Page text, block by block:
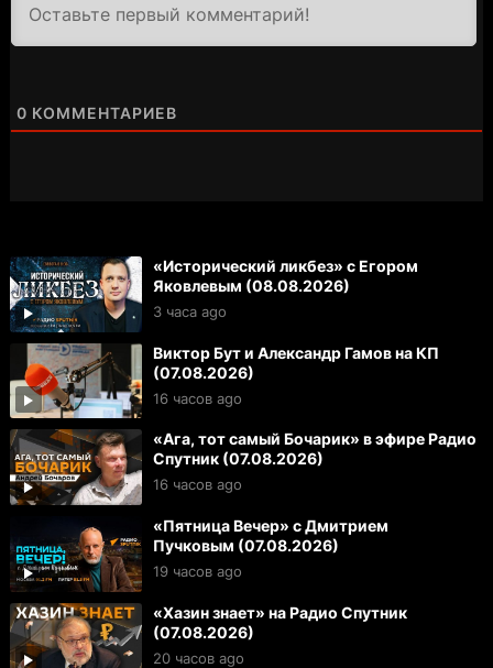
0 КОММЕНТАРИЕВ
«Исторический ликбез» с Егором
Яковлевым (08.08.2026)
3 часа ago
Виктор Бут и Александр Гамов на КП
(07.08.2026)
16 часов ago
«Ага, тот самый Бочарик» в эфире Радио
Спутник (07.08.2026)
16 часов ago
«Пятница Вечер» с Дмитрием
Пучковым (07.08.2026)
19 часов ago
«Хазин знает» на Радио Спутник
(07.08.2026)
20 часов ago